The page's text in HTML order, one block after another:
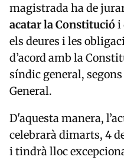
magistrada ha de
acatar la Constituciói
els deures i les
d’acord amb la
síndic general,
General.
D'aquesta manera,
celebrarà dimarts, 4
i tindrà lloc